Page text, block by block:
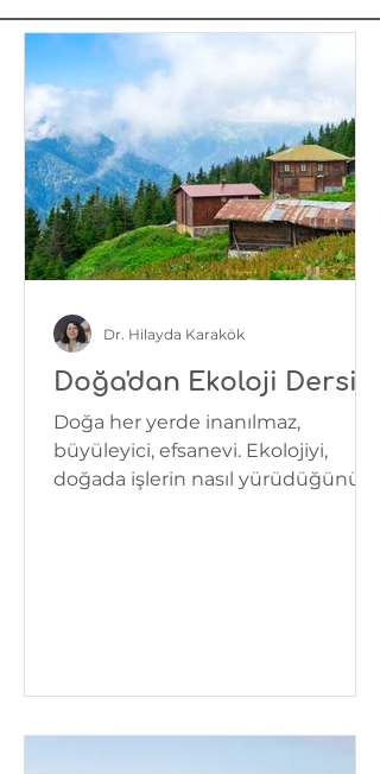
Doğa'dan Ekoloji Dersi
Doğa her yerde inanılmaz,
büyüleyici, efsanevi. Ekolojiyi,
doğada işlerin nasıl yürüdüğünü
Dr. Hilayda Karakök